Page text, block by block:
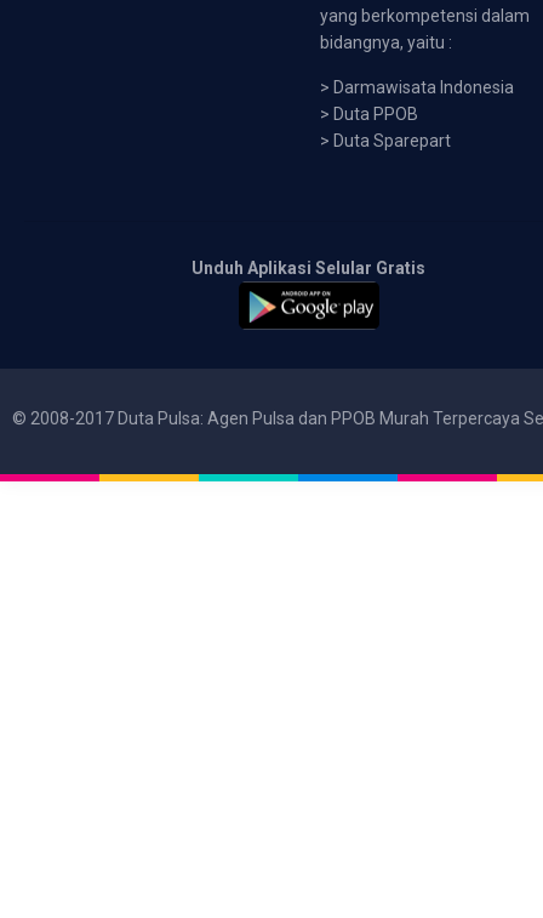
yang berkompetensi dalam
bidangnya, yaitu :
> Darmawisata Indonesia
> Duta PPOB
> Duta Sparepart
Unduh Aplikasi Selular Gratis
© 2008-2017 Duta Pulsa: Agen Pulsa dan PPOB Murah Terpercaya